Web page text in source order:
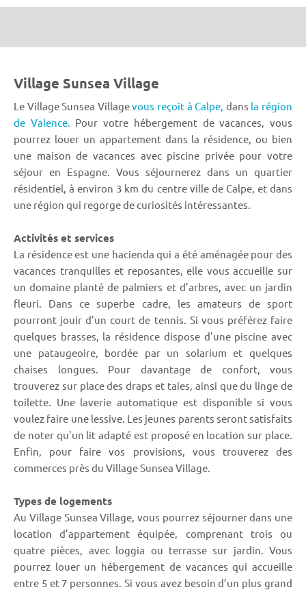
Village Sunsea Village
Le Village Sunsea Villagevous reçoit à Calpe, dans la région
de Valence.
Pour votre hébergement de vacances, vous
pourrez louer un appartement dans la résidence, ou bien
une maison de vacances avec piscine privée pour votre
séjour en Espagne. Vous séjournerez dans un quartier
résidentiel, à environ 3 km du centre ville de Calpe, et dans
une région qui regorge de curiosités intéressantes.
Activités et services
La résidence est une hacienda qui a été aménagée pour des
vacances tranquilles et reposantes, elle vous accueille sur
un domaine planté de palmiers et d’arbres, avec un jardin
fleuri. Dans ce superbe cadre, les amateurs de sport
pourront jouir d'un court de tennis. Si vous préférez faire
quelques brasses, la résidence dispose d'une piscine avec
une pataugeoire, bordée par un solarium et quelques
chaises longues. Pour davantage de confort, vous
trouverez sur place des draps et taies, ainsi que du linge de
toilette. Une laverie automatique est disponible si vous
voulez faire une lessive. Les jeunes parents seront satisfaits
de noter qu'un lit adapté est proposé en location sur place.
Enfin, pour faire vos provisions, vous trouverez des
commerces près du Village Sunsea Village.
Types de logements
Au Village Sunsea Village, vous pourrez séjourner dans une
location d’appartement équipée, comprenant trois ou
quatre pièces, avec loggia ou terrasse sur jardin. Vous
pourrez louer un hébergement de vacances qui accueille
entre 5 et 7 personnes. Si vous avez besoin d’un plus grand